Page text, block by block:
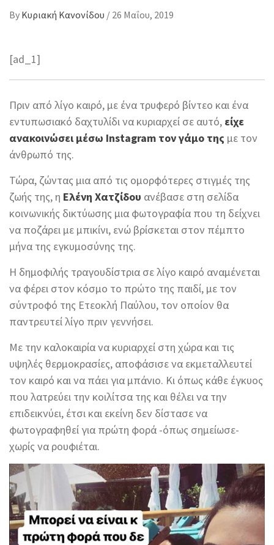
By Κυριακή Κανονίδου / 26 Μαΐου, 2019
[ad_1]
Πριν από λίγο καιρό, με ένα τρυφερό βίντεο και ένα
εντυπωσιακό δαχτυλίδι να κυριαρχεί σε αυτό, είχε
ανακοινώσει μέσω Instagram τον γάμο της με τον
άνθρωπό της.
Τώρα, ζώντας μια από τις ομορφότερες στιγμές της
ζωής της, η Ελένη Χατζίδου ανέβασε στη σελίδα
κοινωνικής δικτύωσης μια φωτογραφία που τη δείχνει
να ποζάρει με μπικίνι, ενώ βρίσκεται στον πέμπτο
μήνα της εγκυμοσύνης της.
Η δημοφιλής τραγουδίστρια σε λίγο καιρό αναμένεται
να φέρει στον κόσμο το πρώτο της παιδί, με τον
σύντροφό της Ετεοκλή Παύλου, τον οποίον θα
παντρευτεί λίγο πριν γεννήσει.
Με την καλοκαιρία να κυριαρχεί στη χώρα και τις
υψηλές θερμοκρασίες, αποφάσισε να εκμεταλλευτεί
τον καιρό και να πάει για μπάνιο. Κι όπως κάθε έγκυος
που λατρεύει την κοιλίτσα της και θέλει να την
επιδεικνύει, έτσι και εκείνη δεν δίστασε να
φωτογραφηθεί για πρώτη φορά -όπως σημείωσε-
χωρίς να ρουφιέται.